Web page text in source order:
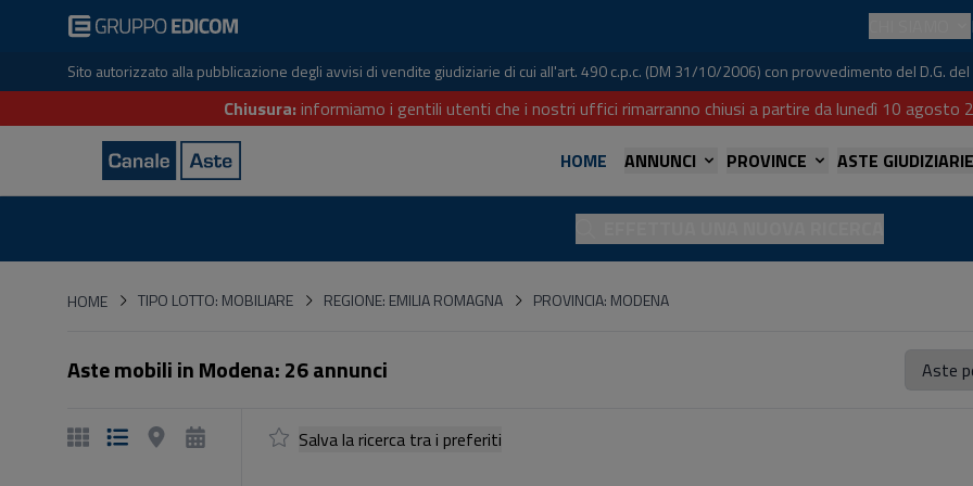
Sito autorizzato alla pubblicazione degli avvisi di vendite giudiziarie di cui all'art. 490 c.p.c. (DM 31/10/2006) con provvedimento del D.G.
Chiusura: informiamo i gentili utenti che i nostri uffici rimarranno chiusi a partire da lunedì 10
HOME
ANNUNCI PROVINCE ASTE GIUDIZIARIE
HOMEHOMETIPO LOTTO: MOBILIARE REGIONE: EMILIA ROMAGNA PROVINCIA: MODENA
Aste mobili in Modena: 26 annunci
Salva la ricerca tra i preferiti